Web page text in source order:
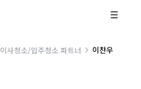
이사청소/입주청소 파트너 이찬우